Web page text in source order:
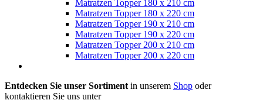
Matratzen Topper 180 x 210 cm
Matratzen Topper 180 x 220 cm
Matratzen Topper 190 x 210 cm
Matratzen Topper 190 x 220 cm
Matratzen Topper 200 x 210 cm
Matratzen Topper 200 x 220 cm
Entdecken Sie unser Sortiment in unserem Shop oder
kontaktieren Sie uns unter